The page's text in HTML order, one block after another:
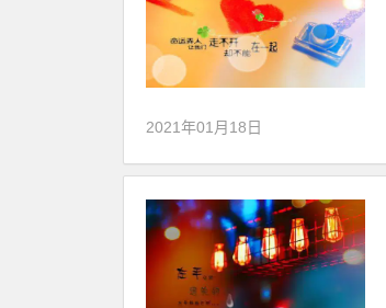
2021年01月18日